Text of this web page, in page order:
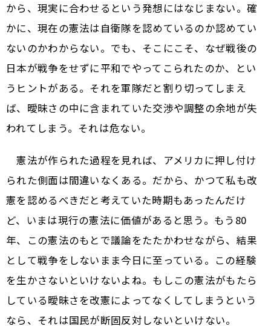
から、現実に合わせるという発想にはなじまない。確
かに、現在の憲法は自衛隊を認めているのか認めてい
ないのかわからない。でも、そこにこそ、なぜ戦後の
日本が戦争をせずに平和でやってこられたのか、とい
うヒントがある。それを軍隊だと割り切ってしまえ
ば、曖昧さの中に含まれていた交渉や調整の余地が失
われてしまう。それは危ない。
憲法が作られた過程を見れば、アメリカに押し付け
られた側面は間違いなくある。だから、かつて私も改
憲を認めるべきだと考えていた時期もあったんだけ
ど、いまは現行の憲法に価値があると思う。もう80
年、この憲法のもとで議論をたたかわせながら、結果
として戦争をしないまま今日に至っている。この経験
を生かさないといけないよね。もしこの憲法がもたら
している曖昧さを改憲によってなくしてしまうという
なら、それは国民が断固反対しないといけない。